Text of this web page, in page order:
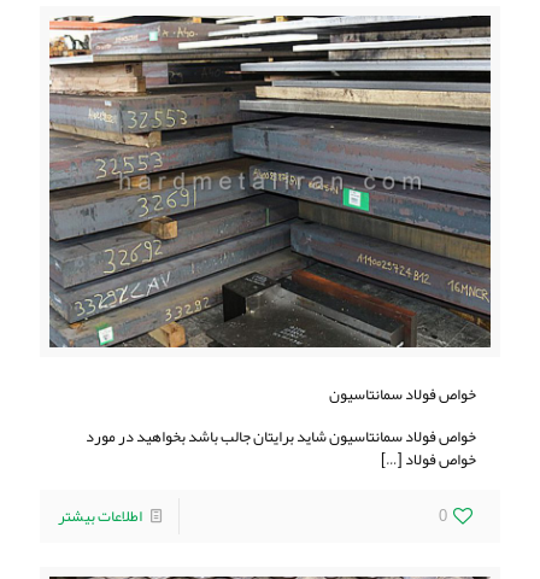
خواص فولاد سمانتاسیون
خواص فولاد سمانتاسیون شاید برایتان جالب باشد بخواهید در مورد
خواص فولاد[…]
0
اطلاعات بیشتر